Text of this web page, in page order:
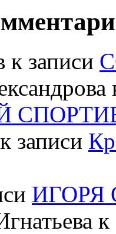
к записи
к записи
ИГОРЯ
к